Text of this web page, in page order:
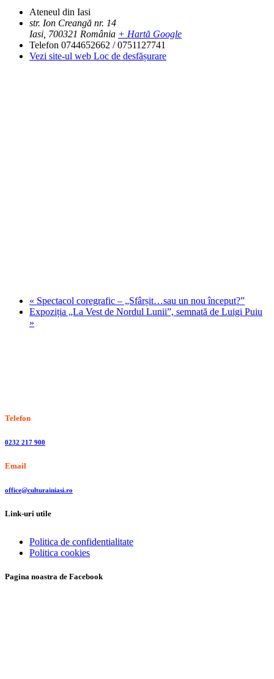
Ateneul din Iasi
str. Ion Creangă nr. 14
Iasi 700321 România + Hartă Google
Telefon 0744652662 / 0751127741
Vezi site-ul web Loc de desfășurare
« Spectacol coregrafic – „Sfârșit…sau un nou început?”
Expoziția „La Vest de Nordul Lunii”, semnată de Luigi Puiu
»
Telefon
0232 217 900
Email
office@culturainiasi.ro
Link-uri utile
Politica de confidentialitate
Politica cookies
Pagina noastra de Facebook